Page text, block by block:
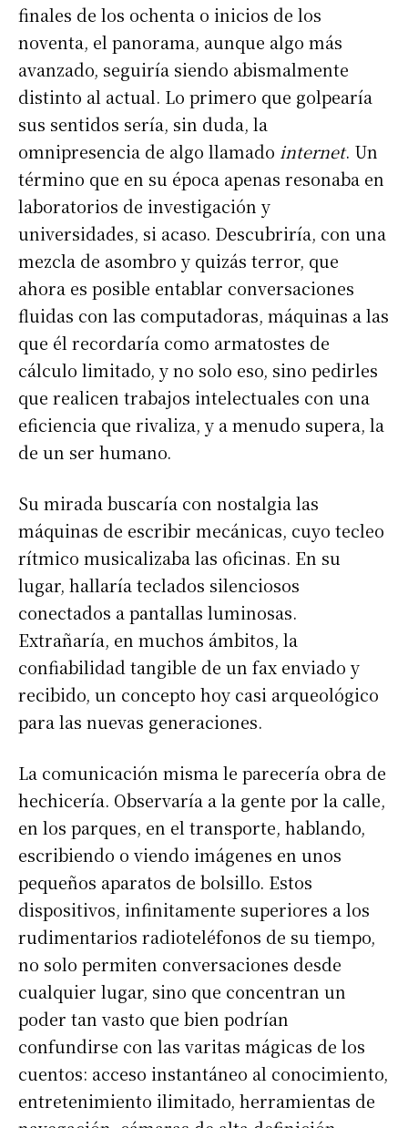
finales de los ochenta o inicios de los
noventa, el panorama, aunque algo más
avanzado, seguiría siendo abismalmente
distinto al actual. Lo primero que golpearía
sus sentidos sería, sin duda, la
omnipresencia de algo llamado internet. Un
término que en su época apenas resonaba en
laboratorios de investigación y
universidades, si acaso. Descubriría, con una
mezcla de asombro y quizás terror, que
ahora es posible entablar conversaciones
fluidas con las computadoras, máquinas a las
que él recordaría como armatostes de
cálculo limitado, y no solo eso, sino pedirles
que realicen trabajos intelectuales con una
eficiencia que rivaliza, y a menudo supera, la
de un ser humano.
Su mirada buscaría con nostalgia las
máquinas de escribir mecánicas, cuyo tecleo
rítmico musicalizaba las oficinas. En su
lugar, hallaría teclados silenciosos
conectados a pantallas luminosas.
Extrañaría, en muchos ámbitos, la
confiabilidad tangible de un fax enviado y
recibido, un concepto hoy casi arqueológico
para las nuevas generaciones.
La comunicación misma le parecería obra de
hechicería. Observaría a la gente por la calle,
en los parques, en el transporte, hablando,
escribiendo o viendo imágenes en unos
pequeños aparatos de bolsillo. Estos
dispositivos, infinitamente superiores a los
rudimentarios radioteléfonos de su tiempo,
no solo permiten conversaciones desde
cualquier lugar, sino que concentran un
poder tan vasto que bien podrían
confundirse con las varitas mágicas de los
cuentos: acceso instantáneo al conocimiento,
entretenimiento ilimitado, herramientas de